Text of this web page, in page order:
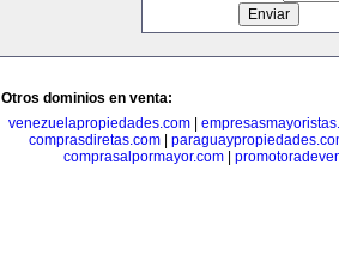
Otros dominios en venta:
venezuelapropiedades.com|
comprasdiretas.com
comprasalpormayor.com|